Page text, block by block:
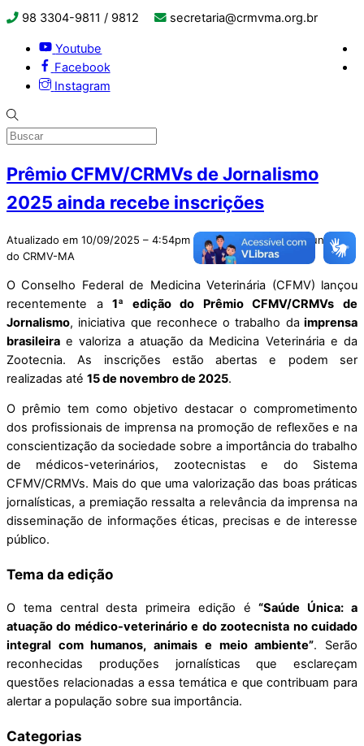
98 3304-9811 / 9812 secretaria@crmvma.org.br
Youtube
Facebook
Instagram
Prêmio CFMV/CRMVs de Jornalismo
2025 ainda recebe inscrições
Atualizado em 10/09/2025 – 4:54pm por Assessoria de Comunicação
do CRMV-MA
O Conselho Federal de Medicina Veterinária (CFMV) lançou
recentemente a1ª edição do Prêmio CFMV/CRMVs de
Jornalismo, iniciativa que reconhece o trabalho daimprensa
brasileira e valoriza a atuação da Medicina Veterinária e da
Zootecnia. As inscrições estão abertas e podem ser
realizadas até 15 de novembro de 2025.
O prêmio tem como objetivo destacar o comprometimento
dos profissionais de imprensa na promoção de reflexões e na
conscientização da sociedade sobre a importância do trabalho
de médicos-veterinários, zootecnistas e do Sistema
CFMV/CRMVs. Mais do que uma valorização das boas práticas
jornalísticas, a premiação ressalta a relevância da imprensa na
disseminação de informações éticas, precisas e de interesse
público.
Tema da edição
O tema central desta primeira edição é“Saúde Única: a
atuação do médico-veterinário e do zootecnista no cuidado
integral com humanos, animais e meio ambiente”. Serão
reconhecidas produções jornalísticas que esclareçam
questões relacionadas a essa temática e que contribuam para
alertar a população sobre sua importância.
Categorias